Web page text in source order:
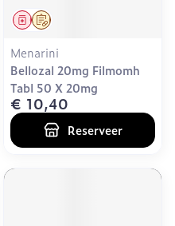
Op voorschrift
Geneesmiddel
Menarini
Bellozal 20mg Filmomh
Tabl 50 X 20mg
€ 10,40
Reserveer